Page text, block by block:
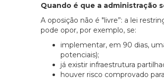
Quando é que a administração
A oposição não é "livre”: a lei
pode opor, por exemplo, se:
implementar, em 90 dias,
potenciais);
já existir infraestrutura
houver risco comprovado